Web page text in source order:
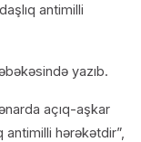
antimilli
yazıb.
açıq-aşkar
antimilli hərəkətdir”,